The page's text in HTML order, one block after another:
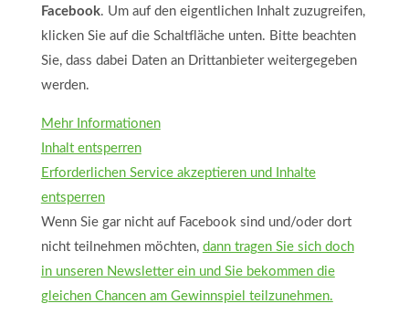
Facebook. Um auf den eigentlichen Inhalt zuzugreifen,
klicken Sie auf die Schaltfläche unten. Bitte beachten
Sie, dass dabei Daten an Drittanbieter weitergegeben
werden.
Mehr Informationen
Inhalt entsperren
Erforderlichen Service akzeptieren und Inhalte
entsperren
Wenn Sie gar nicht auf Facebook sind und/oder dort
nicht teilnehmen möchten, dann tragen Sie sich doch
in unseren Newsletter ein und Sie bekommen die
gleichen Chancen am Gewinnspiel teilzunehmen.